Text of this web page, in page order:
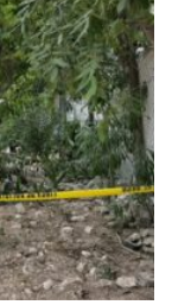
la zona.